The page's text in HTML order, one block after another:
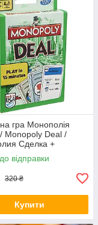
гра Монополія
Monopoly Deal /
Сделка +
УКРАЇНСЬКОЮ
відправки
320 ₴
Купити